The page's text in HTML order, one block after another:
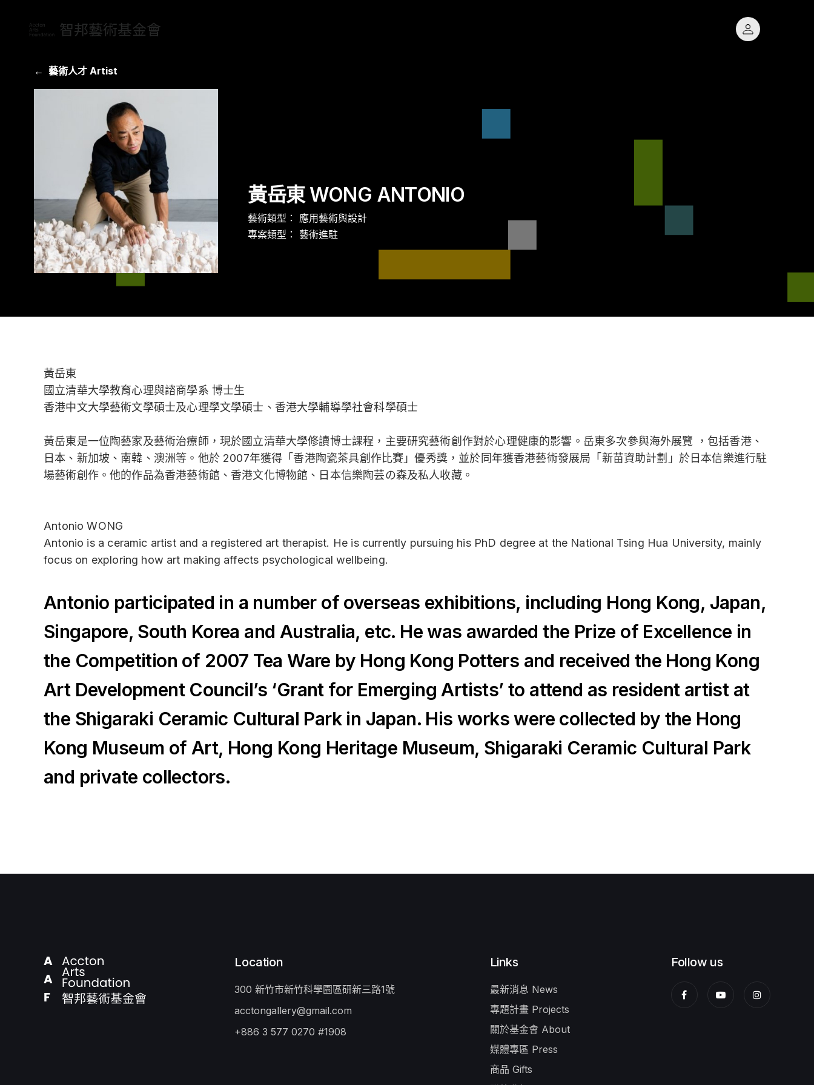
最新消息 News
專題計畫 Projects
藝術人才 Artists
關於基金會 About
願景
使命
大事記
聯絡我們
商品 Gifts
鐵道主題
藝術玩物
原民文化
← 藝術人才 Artist
黃岳東 WONG ANTONIO
藝術類型： 應用藝術與設計
專案類型： 藝術進駐
黃岳東
國立清華大學教育心理與諮商學系 博士生
香港中文大學藝術文學碩士及心理學文學碩士、香港大學輔導學社會科學碩士
黃岳東是一位陶藝家及藝術治療師，現於國立清華大學修讀博士課程，主要研究藝術創作對於心理健康的影響。岳東多次參與海外展覽 ，包括香港、
日本、新加坡、南韓、澳洲等。他於 2007年獲得「香港陶瓷茶具創作比賽」優秀獎，並於同年獲香港藝術發展局「新苗資助計劃」於日本信樂進行駐
場藝術創作。他的作品為香港藝術館、香港文化博物館、日本信樂陶芸の森及私人收藏。
Antonio WONG
Antonio is a ceramic artist and a registered art therapist. He is currently pursuing his PhD degree at the National Tsing Hua University, mainly
focus on exploring how art making affects psychological wellbeing.
Antonio participated in a number of overseas exhibitions, including Hong Kong, Japan,
Singapore, South Korea and Australia, etc. He was awarded the Prize of Excellence in
the Competition of 2007 Tea Ware by Hong Kong Potters and received the Hong Kong
Art Development Council’s ‘Grant for Emerging Artists’ to attend as resident artist at
the Shigaraki Ceramic Cultural Park in Japan. His works were collected by the Hong
Kong Museum of Art, Hong Kong Heritage Museum, Shigaraki Ceramic Cultural Park
and private collectors.
Location
300 新竹市新竹科學園區研新三路1號
acctongallery@gmail.com
+886 3 577 0270 #1908
Links
最新消息 News
專題計畫 Projects
關於基金會 About
媒體專區 Press
商品 Gifts
Follow us